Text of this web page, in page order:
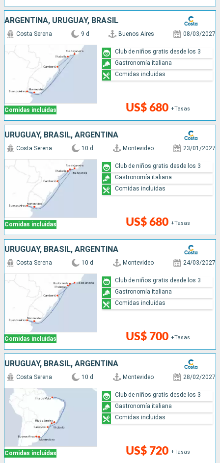
ARGENTINA, URUGUAY, BRASIL
Comidas incluidas
Costa Serena 9 d Buenos Aires 08/03/2027
US$ 680 +Tasas
Club de niños gratis desde los 3
Gastronomía italiana
Comidas incluidas
URUGUAY, BRASIL, ARGENTINA
Comidas incluidas
Costa Serena 10 d Montevideo 23/01/2027
US$ 680 +Tasas
Club de niños gratis desde los 3
Gastronomía italiana
Comidas incluidas
URUGUAY, BRASIL, ARGENTINA
Comidas incluidas
Costa Serena 10 d Montevideo 24/03/2027
US$ 700 +Tasas
Club de niños gratis desde los 3
Gastronomía italiana
Comidas incluidas
URUGUAY, BRASIL, ARGENTINA
Comidas incluidas
Costa Serena 10 d Montevideo 28/02/2027
US$ 720 +Tasas
Club de niños gratis desde los 3
Gastronomía italiana
Comidas incluidas